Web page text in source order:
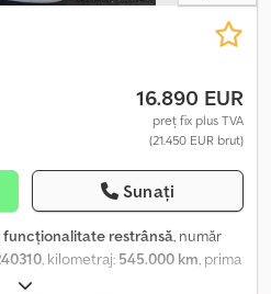
16.890 EUR
preț fix plus TVA
(21.450 EUR brut)
Sunați
funcționalitate restrânsă, număr
, kilometraj: 545.000 km, prima